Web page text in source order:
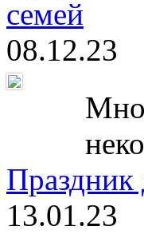
семей
08.12.23
Праздник
13.01.23